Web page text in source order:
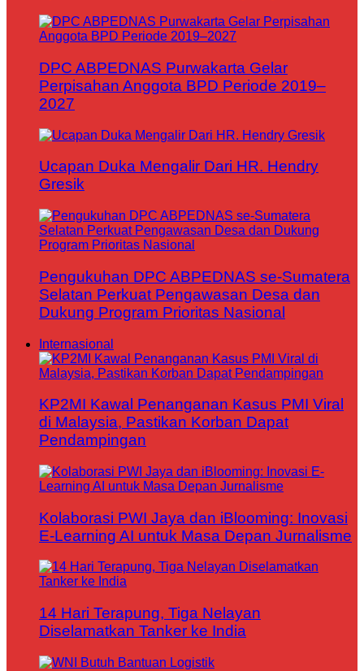
DPC ABPEDNAS Purwakarta Gelar
Perpisahan Anggota BPD Periode 2019–
2027
Ucapan Duka Mengalir Dari HR. Hendry
Gresik
Pengukuhan DPC ABPEDNAS se-Sumatera
Selatan Perkuat Pengawasan Desa dan
Dukung Program Prioritas Nasional
Internasional
KP2MI Kawal Penanganan Kasus PMI Viral
di Malaysia, Pastikan Korban Dapat
Pendampingan
Kolaborasi PWI Jaya dan iBlooming: Inovasi
E-Learning AI untuk Masa Depan Jurnalisme
14 Hari Terapung, Tiga Nelayan
Diselamatkan Tanker ke India